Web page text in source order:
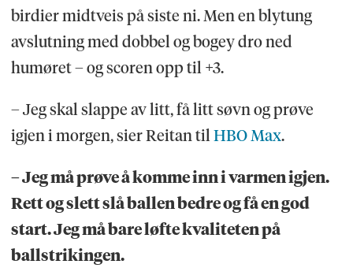
birdier midtveis på siste ni. Men en blytung
avslutning med dobbel og bogey dro ned
humøret – og scoren opp til +3.
– Jeg skal slappe av litt, få litt søvn og prøve
igjen i morgen, sier Reitan til HBO Max.
– Jeg må prøve å komme inn i varmen igjen.
Rett og slett slå ballen bedre og få en god
start. Jeg må bare løfte kvaliteten på
ballstrikingen.